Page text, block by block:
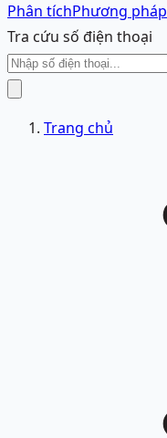
Phân tíchPhương pháp
Tra cứu số điện thoại
Trang chủ